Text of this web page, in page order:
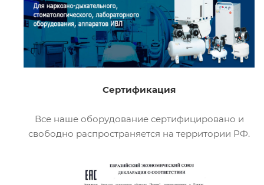
Сертификация
Все наше оборудование сертифицировано и
свободно распространяется на территории РФ.